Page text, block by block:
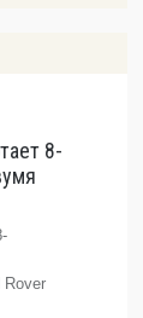
8-
Rover